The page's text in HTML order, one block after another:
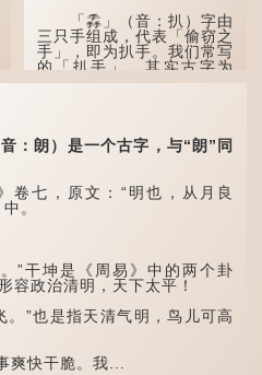
「掱」（音：扒）字由
三只手组成，代表「偷窃之
手」，即为扒手。我们常写
的「扒手」，其实古字为
「掱手」。
人呼翦绺贼曰掱手，犹言扒
手也，亦曰瘪三码子。」
其中「翦绺」即剪断他
人衣带以窃取钱物，是小偷
朗）是一个古字，与“朗”同
七，原文：“明也，从月良
。
干坤是《周易》中的两个卦
容政治清明，天下太平！
”也是指天清气明，鸟儿可高
快干脆。我...